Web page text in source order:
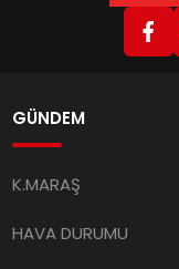
GÜNDEM
K.MARAŞ
HAVA DURUMU